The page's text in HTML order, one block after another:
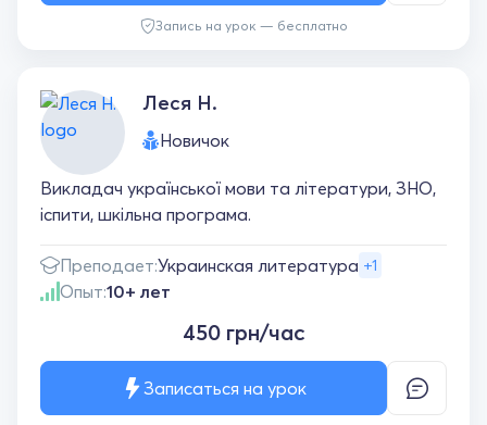
Запись на урок — бесплатно
Леся Н.
Новичок
Викладач української мови та літератури, ЗНО,
іспити, шкільна програма.
Преподает:Украинская литература +1
Опыт:10+ лет
450 грн/час
Записаться на урок